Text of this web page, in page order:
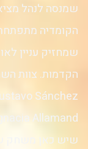
שמנסה לנהל
Sánchez
שיש כאן משחק